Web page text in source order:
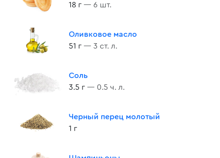
18 г — 6 шт.
Оливковое масло
51 г — 3 ст. л.
Соль
3.5 г — 0.5 ч. л.
Черный перец молотый
1 г